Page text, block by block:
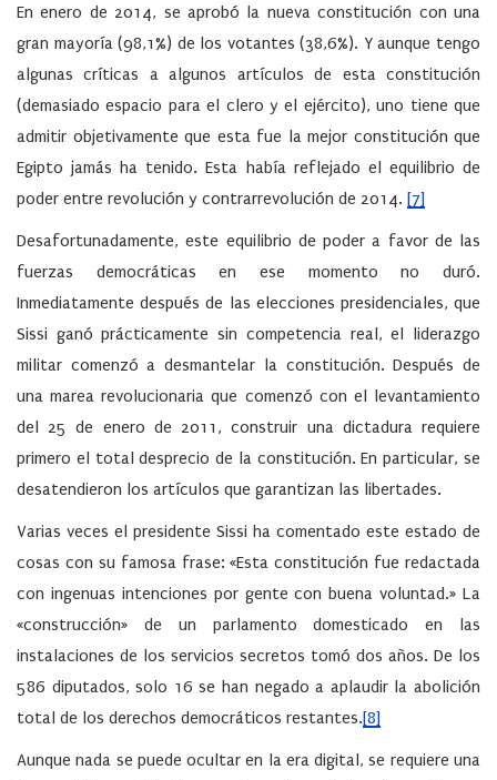
En enero de 2014, se aprobó la nueva constitución con una
gran mayoría (98,1%) de los votantes (38,6%). Y aunque tengo
algunas críticas a algunos artículos de esta constitución
(demasiado espacio para el clero y el ejército), uno tiene que
admitir objetivamente que esta fue la mejor constitución que
Egipto jamás ha tenido. Esta había reflejado el equilibrio de
poder entre revolución y contrarrevolución de 2014. [7]
Desafortunadamente, este equilibrio de poder a favor de las
fuerzas democráticas en ese momento no duró.
Inmediatamente después de las elecciones presidenciales, que
Sissi ganó prácticamente sin competencia real, el liderazgo
militar comenzó a desmantelar la constitución. Después de
una marea revolucionaria que comenzó con el levantamiento
del 25 de enero de 2011, construir una dictadura requiere
primero el total desprecio de la constitución. En particular, se
desatendieron los artículos que garantizan las libertades.
Varias veces el presidente Sissi ha comentado este estado de
cosas con su famosa frase: «Esta constitución fue redactada
con ingenuas intenciones por gente con buena voluntad.» La
«construcción» de un parlamento domesticado en las
instalaciones de los servicios secretos tomó dos años. De los
586 diputados, solo 16 se han negado a aplaudir la abolición
total de los derechos democráticos restantes.[8]
Aunque nada se puede ocultar en la era digital, se requiere una